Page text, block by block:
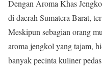
Dengan Aroma Khas
di daerah Sumatera Barat,
Meskipun sebagian orang
aroma jengkol yang tajam,
banyak pecinta kuliner